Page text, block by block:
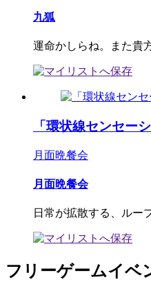
九狐
運命かしらね。また貴
「環状線センセーシ
月面晩餐会
月面晩餐会
日常が拡散する、ルー
フリーゲームイベ